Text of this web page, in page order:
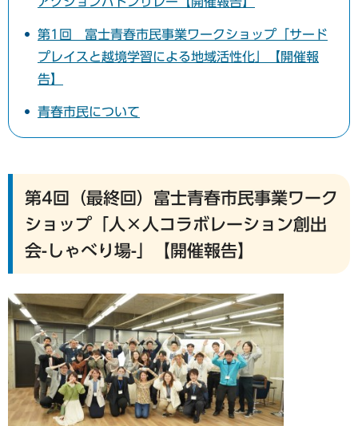
第1回 富士青春市民事業ワークショップ「サード
プレイスと越境学習による地域活性化」【開催報
告】
青春市民について
第4回（最終回）富士青春市民事業ワーク
ショップ「人×人コラボレーション創出
会-しゃべり場-」【開催報告】